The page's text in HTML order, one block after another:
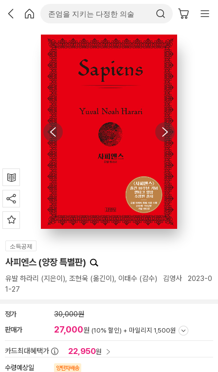
소득공제
사피엔스 (양장 특별판)
유발 하라리 (지은이), 조현욱 (옮긴이), 이태수 (감수) 김영사 2023-0
1-27
정가 30,000원
판매가 27,000원 (10% 할인) + 마일리지 1,500원
카드최대혜택가 22,950원
수령예상일 양탄자배송